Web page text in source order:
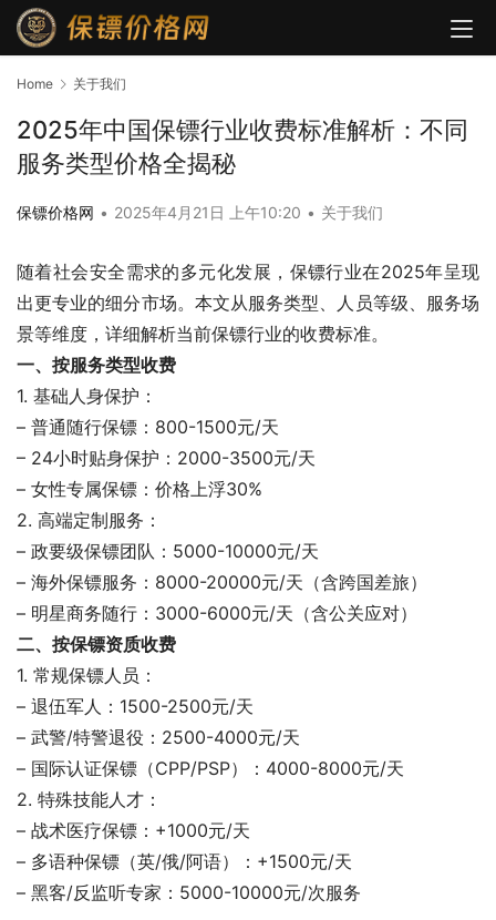
Home 关于我们
2025年中国保镖行业收费标准解析：不同
服务类型价格全揭秘
保镖价格网 • 2025年4月21日 上午10:20 • 关于我们
随着社会安全需求的多元化发展，保镖行业在2025年呈现
出更专业的细分市场。本文从服务类型、人员等级、服务场
景等维度，详细解析当前保镖行业的收费标准。
一、按服务类型收费
1. 基础人身保护：
– 普通随行保镖：800-1500元/天
– 24小时贴身保护：2000-3500元/天
– 女性专属保镖：价格上浮30%
2. 高端定制服务：
– 政要级保镖团队：5000-10000元/天
– 海外保镖服务：8000-20000元/天（含跨国差旅）
– 明星商务随行：3000-6000元/天（含公关应对）
二、按保镖资质收费
1. 常规保镖人员：
– 退伍军人：1500-2500元/天
– 武警/特警退役：2500-4000元/天
– 国际认证保镖（CPP/PSP）：4000-8000元/天
2. 特殊技能人才：
– 战术医疗保镖：+1000元/天
– 多语种保镖（英/俄/阿语）：+1500元/天
– 黑客/反监听专家：5000-10000元/次服务